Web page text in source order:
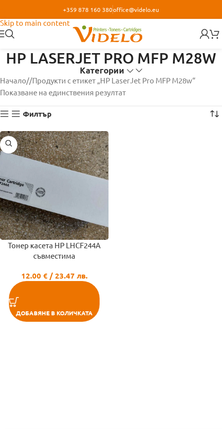
Skip to main content
+359 878 160 380office@videlo.eu
HP LASERJET PRO MFP M28W
Категории
Начало/ Продукти с етикет „HP LaserJet Pro MFP M28w“
Показване на единствения резултат
Филтър
Тонер касета HP LHCF244A
съвместима
12.00 €/ 23.47 лв.
ДОБАВЯНЕ В КОЛИЧКАТА